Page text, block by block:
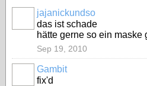
jajanickundso
das ist schade
hätte gerne so ein maske
Sep 19, 2010
Gambit
fix'd